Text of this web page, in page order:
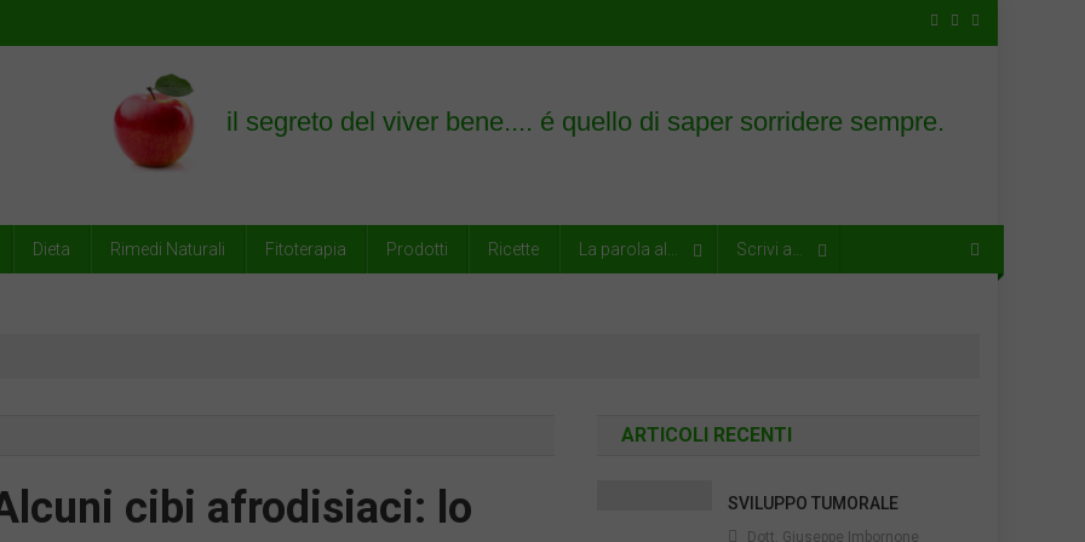
Dieta Rimedi Naturali Fitoterapia Prodotti Ricette La parola al… Scrivi a…
cibi afrodisiaci: lo
ARTICOLI RECENTI
SVILUPPO TUMORALE
Dott. Giuseppe Imbornone